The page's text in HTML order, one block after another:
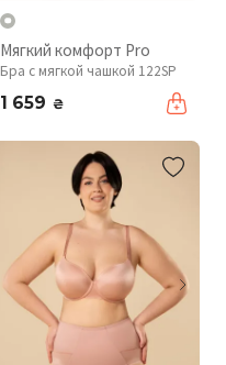
Мягкий комфорт Pro
Бра с мягкой чашкой 122SP
1 659 ₴